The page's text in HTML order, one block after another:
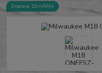
Doprava ZDARMA